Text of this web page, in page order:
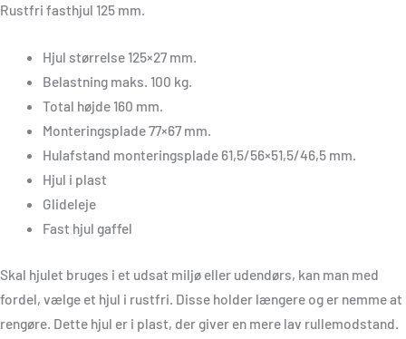
Rustfri fasthjul 125 mm.
Hjul størrelse 125×27 mm.
Belastning maks. 100 kg.
Total højde 160 mm.
Monteringsplade 77×67 mm.
Hulafstand monteringsplade 61,5/56×51,5/46,5 mm.
Hjul i plast
Glideleje
Fast hjul gaffel
Skal hjulet bruges i et udsat miljø eller udendørs, kan man med
fordel, vælge et hjul i rustfri. Disse holder længere og er nemme at
rengøre. Dette hjul er i plast, der giver en mere lav rullemodstand.